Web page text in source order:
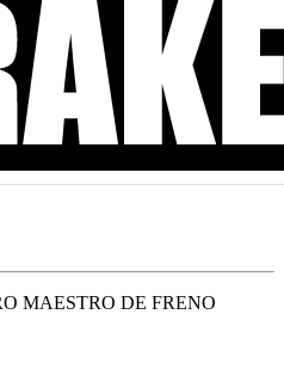
MAESTRO DE FRENO